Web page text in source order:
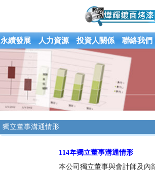
永續發展 人力資源 投資人關係 聯絡我們
獨立董事溝通情形
114年獨立董事溝通情形
本公司獨立董事與會計師及內